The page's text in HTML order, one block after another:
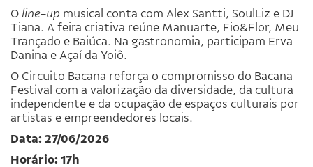
O line-up musical conta com Alex Santti, SoulLiz e DJ
Tiana. A feira criativa reúne Manuarte, Fio&Flor, Meu
Trançado e Baiúca. Na gastronomia, participam Erva
Danina e Açaí da Yoiô.
O Circuito Bacana reforça o compromisso do Bacana
Festival com a valorização da diversidade, da cultura
independente e da ocupação de espaços culturais por
artistas e empreendedores locais.
Data: 27/06/2026
Horário: 17h